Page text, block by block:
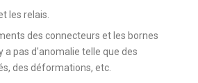
les relais.
des connecteurs et les bornes
a pas d'anomalie telle que des
des déformations, etc.